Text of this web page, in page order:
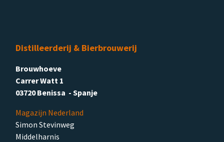
Distilleerderij & Bierbrouwerij
Brouwhoeve
Carrer Watt 1
03720 Benissa - Spanje
Magazijn Nederland
Simon Stevinweg
Middelharnis